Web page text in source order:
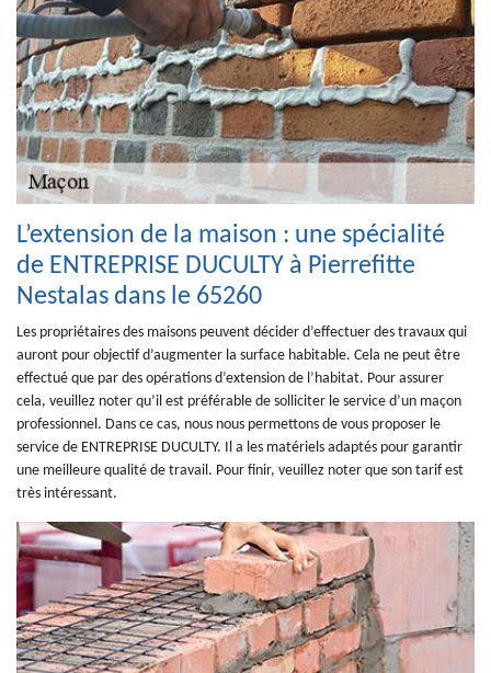
L’extension de la maison : une spécialité
de ENTREPRISE DUCULTY à Pierrefitte
Nestalas dans le 65260
Les propriétaires des maisons peuvent décider d’effectuer des travaux qui
auront pour objectif d’augmenter la surface habitable. Cela ne peut être
effectué que par des opérations d’extension de l’habitat. Pour assurer
cela, veuillez noter qu’il est préférable de solliciter le service d’un maçon
professionnel. Dans ce cas, nous nous permettons de vous proposer le
service de ENTREPRISE DUCULTY. Il a les matériels adaptés pour garantir
une meilleure qualité de travail. Pour finir, veuillez noter que son tarif est
très intéressant.